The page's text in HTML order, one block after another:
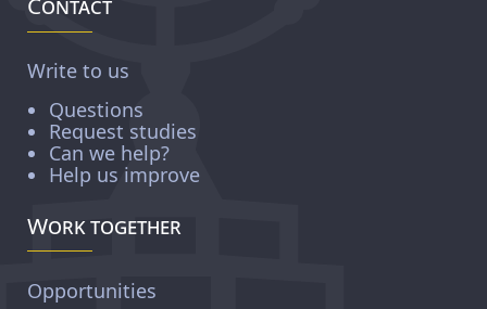
Write to us
Questions
Request studies
Can we help?
Help us improve
Work together
Opportunities